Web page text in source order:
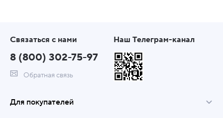
Связаться с нами
8 (800) 302-75-97
Обратная связь
Наш Телеграм-канал
Для покупателей